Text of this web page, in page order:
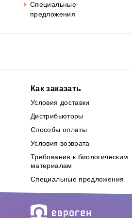
Специальные
предложения
Как заказать
Условия доставки
Дистрибьюторы
Способы оплаты
Условия возврата
Требования к биологическим
материалам
Специальные предложения